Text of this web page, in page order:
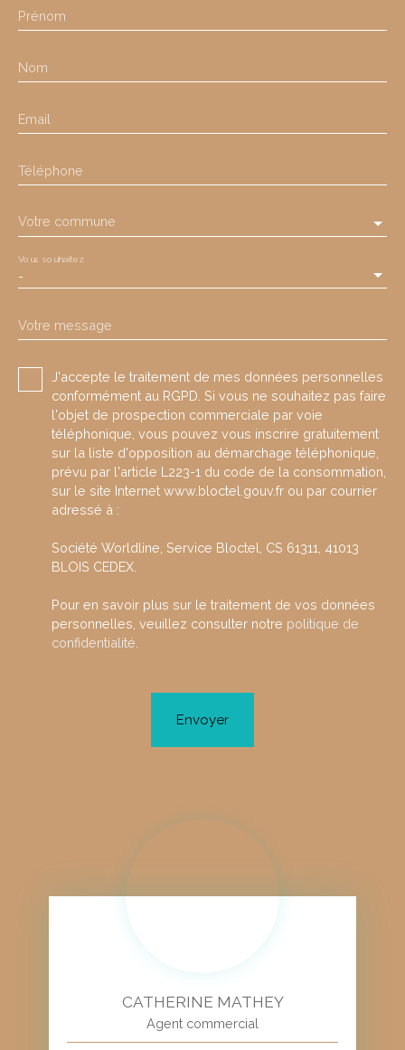
Prénom
Nom
Email
Téléphone
Votre commune
-
Vous souhaitez
Votre message
J'accepte le traitement de mes données personnelles
conformément au RGPD. Si vous ne souhaitez pas faire
l'objet de prospection commerciale par voie
téléphonique, vous pouvez vous inscrire gratuitement
sur la liste d'opposition au démarchage téléphonique,
prévu par l'article L223-1 du code de la consommation,
sur le site Internet www.bloctel.gouv.fr ou par courrier
adressé à :
Société Worldline, Service Bloctel, CS 61311, 41013
BLOIS CEDEX.
Pour en savoir plus sur le traitement de vos données
personnelles, veuillez consulter notre politique de
confidentialité
Envoyer
CATHERINE MATHEY
Agent commercial